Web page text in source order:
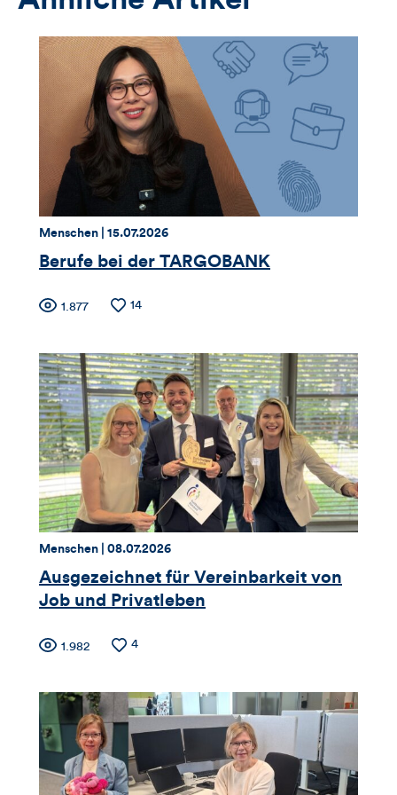
Thema:
Menschen | Datum:
15.07.2026
Berufe bei der TARGOBANK
Zähler
für
Views,
Likes
und
Kommentare
dieses
Artikels
Anzahl
1.877
Anzahl
14
Thema:
Menschen | Datum:
08.07.2026
Ausgezeichnet für Vereinbarkeit von
Job und Privatleben
Zähler
für
Views,
Likes
Anzahl
1.982
Anzahl
4